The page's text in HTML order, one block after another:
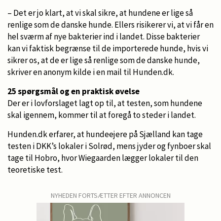
– Det er jo klart, at vi skal sikre, at hundene er lige så
renlige som de danske hunde. Ellers risikerer vi, at vi får en
hel sværm af nye bakterier ind i landet. Disse bakterier
kan vi faktisk begrænse til de importerede hunde, hvis vi
sikrer os, at de er lige så renlige som de danske hunde,
skriver en anonym kilde i en mail til Hunden.dk.
25 spørgsmål og en praktisk øvelse
Der er i lovforslaget lagt op til, at testen, som hundene
skal igennem, kommer til at foregå to steder i landet.
Hunden.dk erfarer, at hundeejere på Sjælland kan tage
testen i DKK’s lokaler i Solrød, mens jyder og fynboer skal
tage til Hobro, hvor Wiegaarden lægger lokaler til den
teoretiske test.
NYHEDEN FORTSÆTTER EFTER ANNONCEN